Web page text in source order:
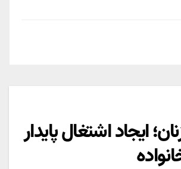
ایجاد اشتغال پایدار